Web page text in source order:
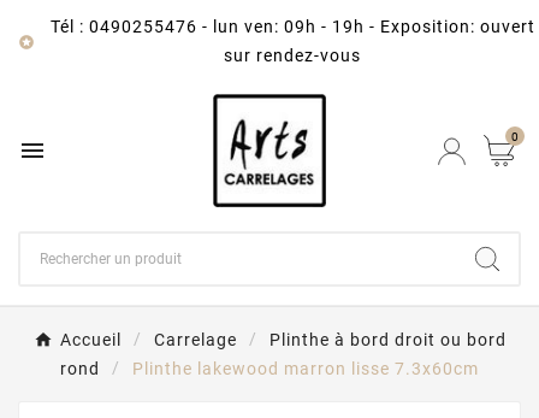

Tél : 0490255476 -
lun ven: 09h - 19h - Exposition: ouvert
sur rendez-vous
 0
Accueil Carrelage
Plinthe à bord droit ou bord
rond
Plinthe lakewood marron lisse 7.3x60cm